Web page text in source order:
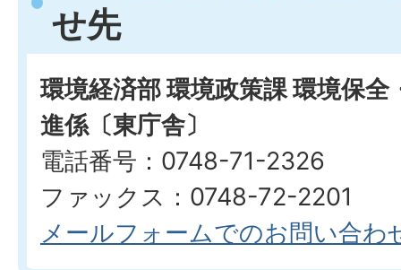
せ先
環境経済部 環境政策課 環境保
進係〔東庁舎〕
電話番号：0748-71-2326
ファックス：0748-72-2201
メールフォームでのお問い合わ